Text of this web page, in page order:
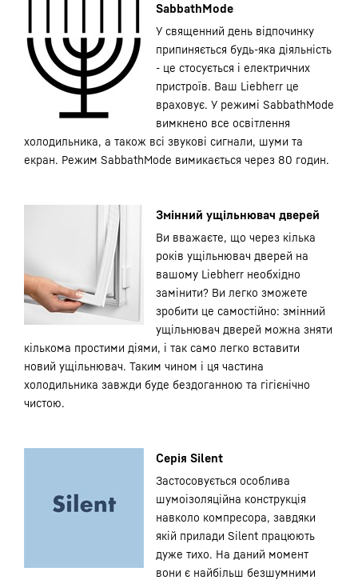
SabbathMode
У священний день відпочинку
припиняється будь-яка діяльність
- це стосується і електричних
пристроїв. Ваш Liebherr це
враховує. У режимі SabbathMode
вимкнено все освітлення
холодильника, а також всі звукові сигнали, шуми та
екран. Режим SabbathMode вимикається через 80 годин.
Змінний ущільнювач дверей
Ви вважаєте, що через кілька
років ущільнювач дверей на
вашому Liebherr необхідно
замінити? Ви легко зможете
зробити це самостійно: змінний
ущільнювач дверей можна зняти
кількома простими діями, і так само легко вставити
новий ущільнювач. Таким чином і ця частина
холодильника завжди буде бездоганною та гігієнічно
чистою.
Серія Silent
Застосовується особлива
шумоізоляційна конструкція
навколо компресора, завдяки
якій прилади Silent працюють
дуже тихо. На даний момент
вони є найбільш безшумними